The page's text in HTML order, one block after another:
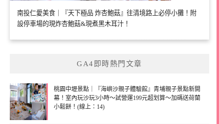
南投仁愛美食｜『天下極品 炸杏鮑菇』往清境路上必停小攤！附
設停車場的現炸杏鮑菇&現煮黑木耳汁！
GA4即時熱門文章
桃園中壢景點｜『海嶼沙親子體驗館』青埔親子景點新開
幕！室內玩沙玩3小時～試營運199元超划算～加碼送荷蘭
小鬆餅！(線上：14)